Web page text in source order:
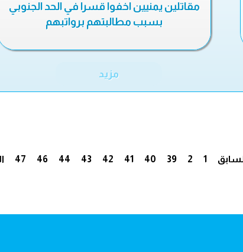
مقاتلين يمنيين اخفوا قسرا في الحد الجنوبي
بسبب مطالبتهم برواتبهم
مزيد
1
2
39
40
41
42
43
44
46
47